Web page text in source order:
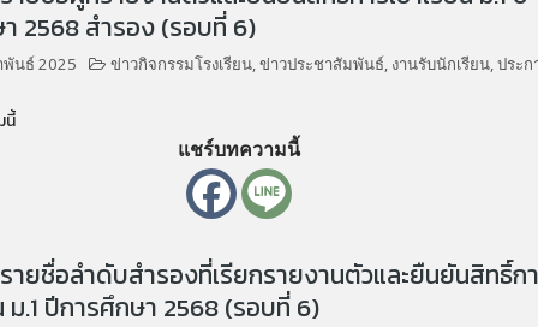
2568 สำรอง (รอบที่ 6)
นธ์ 2025 ข่าวกิจกรรมโรงเรียน ,ข่าวประชาสัมพันธ์ งานรับนักเรียน ,ประก
นี้
แชร์บทความนี้
ายชื่อลำดับสำรองที่เรียกรายงานตัวและยืนยันสิทธิ์ก
ม.1 ปีการศึกษา 2568 (รอบที่ 6)